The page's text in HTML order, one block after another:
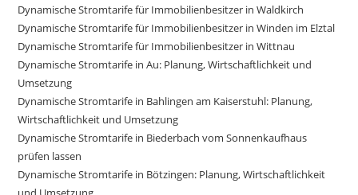
Dynamische Stromtarife für Immobilienbesitzer in Waldkirch
Dynamische Stromtarife für Immobilienbesitzer in Winden im Elztal
Dynamische Stromtarife für Immobilienbesitzer in Wittnau
Dynamische Stromtarife in Au: Planung, Wirtschaftlichkeit und
Umsetzung
Dynamische Stromtarife in Bahlingen am Kaiserstuhl: Planung,
Wirtschaftlichkeit und Umsetzung
Dynamische Stromtarife in Biederbach vom Sonnenkaufhaus
prüfen lassen
Dynamische Stromtarife in Bötzingen: Planung, Wirtschaftlichkeit